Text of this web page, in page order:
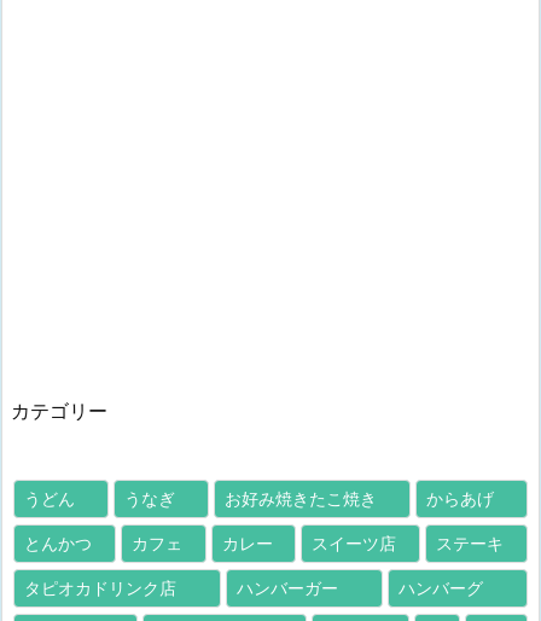
カテゴリー
うどん うなぎ お好み焼きたこ焼き からあげ
とんかつ カフェ カレー スイーツ店 ステーキ
タピオカドリンク店 ハンバーガー ハンバーグ